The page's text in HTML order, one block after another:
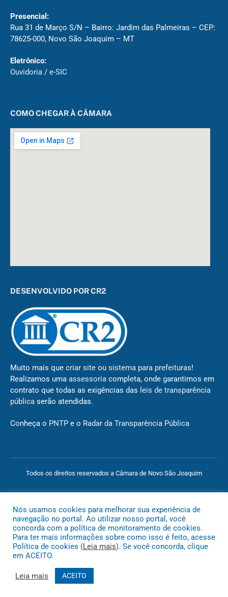
Presencial:
Rua 31 de Março S/N – Bairro: Jardim das Palmeiras – CEP:
78625-000, Novo São Joaquim – MT
Eletrônico:
Ouvidoria / e-SIC
COMO CHEGAR À CÂMARA
DESENVOLVIDO POR CR2
Muito mais que criar site ou sistema para prefeituras!
Realizamos uma assessoria completa, onde garantimos em
contrato que todas as exigências das leis de transparência
pública serão atendidas.
Conheça o PNTP e o Radar da Transparência Pública
Todos os direitos reservados a Câmara de Novo São Joaquim
Nós usamos cookies para melhorar sua experiência de
navegação no portal. Ao utilizar nosso portal, você
concorda com a política de monitoramento de cookies.
Para ter mais informações sobre como isso é feito, acesse
Política de cookies (Leia mais). Se você concorda, clique
em ACEITO.
Leia mais ACEITO